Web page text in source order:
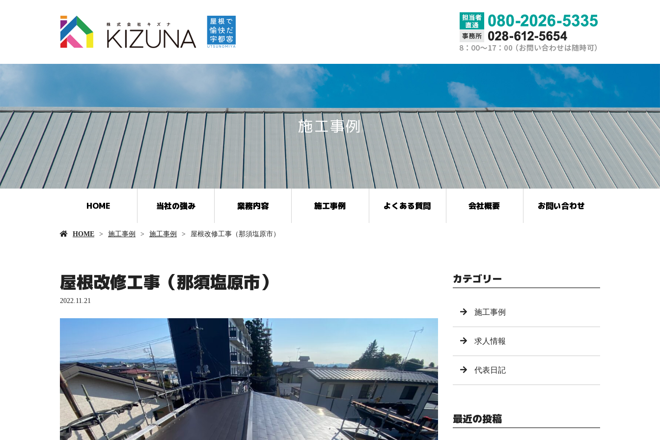
施工事例
HOME 当社の強み 業務内容 施工事例 よくある質問 会社概要 お問い合わせ
HOME 施工事例 施工事例 屋根改修工事（那須塩原市）
屋根改修工事（那須塩原市）
2022.11.21
カテゴリー
施工事例
求人情報
代表日記
最近の投稿